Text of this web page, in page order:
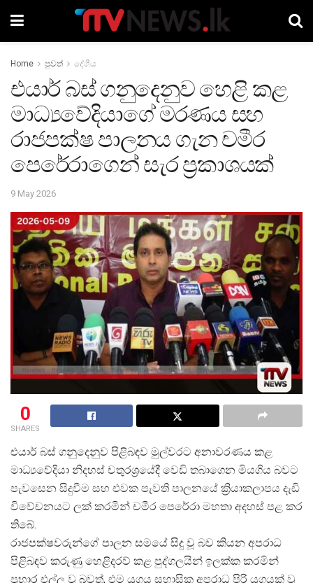
Home පුවත් දේශීය
එයාර් බස් ගනුදෙනුව හෙළි කළ
මාධ්‍යවේදියාගේ මරණය සහ
රාජපක්ෂ පාලනය ගැන චමීර
පෙරේරාගෙන් සැර ප්‍රකාශයක්
9 May 2026
0
SHARES
එයාර් බස් ගනුදෙනුව පිළිබඳව මුල්වරට අනාවරණය කළ
මාධ්යවේදියා නිදහස් චතුරශ්රයේදී වෙඩි තබාගෙන මියගිය බවට
පැවසෙන සිදුවීම සහ එවක පැවති පාලනයේ ක්රියාකලාපය දැඩි
විවේචනයට ලක් කරමින් චමීර පෙරේරා මහතා අදහස් පළ කර
තිබේ.
රාජපක්ෂවරුන්ගේ පාලන සමයේ සිදු වූ බව කියන අපරාධ
පිළිබඳව කරුණු හෙළිදරව් කළ පුද්ගලයින් ඉලක්ක කරමින්
ප්රහාර එල්ල වූ බවත්, එම යුගය සහාසික අපරාධ පිරි යුගයක් වූ